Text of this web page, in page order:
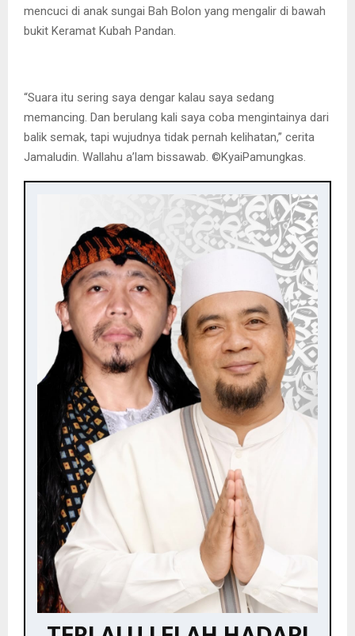
mencuci di anak sungai Bah Bolon yang mengalir di bawah
bukit Keramat Kubah Pandan.
“Suara itu sering saya dengar kalau saya sedang
memancing. Dan berulang kali saya coba mengintainya dari
balik semak, tapi wujudnya tidak pernah kelihatan,” cerita
Jamaludin. Wallahu a’lam bissawab. ©️KyaiPamungkas.